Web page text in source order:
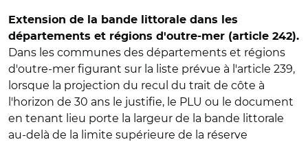
Extension de la bande littorale dans les
départements et régions d'outre-mer (article 242).
Dans les communes des départements et régions
d'outre-mer figurant sur la liste prévue à l'article 239,
lorsque la projection du recul du trait de côte à
l'horizon de 30 ans le justifie, le PLU ou le document
en tenant lieu porte la largeur de la bande littorale
au-delà de la limite supérieure de la réserve